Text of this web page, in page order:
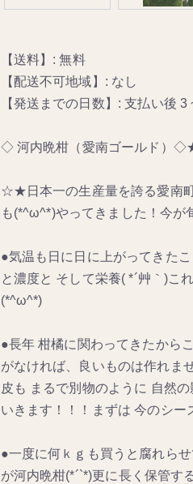
【送料】: 無料
【配送不可地域】: なし
【発送までの日数】: 支払い後
◇ 河内晩柑（愛南ゴールド）
☆★日本一の生産量を誇る愛南
も(*^ω^*)やってきました！今
●気温も日に日に上がってきた
と濃度と そして栄養( *´艸｀)こ
(*^ω^*)
●長年 柑橘に関わってきたから
がなければ、良いものは作れま
皮も まるで別物のように 自然
いきます！！！まずは 今のシー
●一度に何ｋｇも買うと腐れら
が河内晩柑(*´`*)更に長く保管